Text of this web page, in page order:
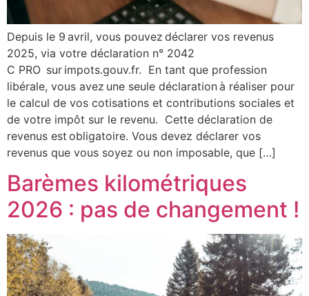
Depuis le 9 avril, vous pouvez déclarer vos revenus
2025, via votre déclaration n° 2042
C PRO sur impots.gouv.fr. En tant que profession
libérale, vous avez une seule déclaration à réaliser pour
le calcul de vos cotisations et contributions sociales et
de votre impôt sur le revenu. Cette déclaration de
revenus est obligatoire. Vous devez déclarer vos
revenus que vous soyez ou non imposable, que […]
Barèmes kilométriques
2026 : pas de changement !